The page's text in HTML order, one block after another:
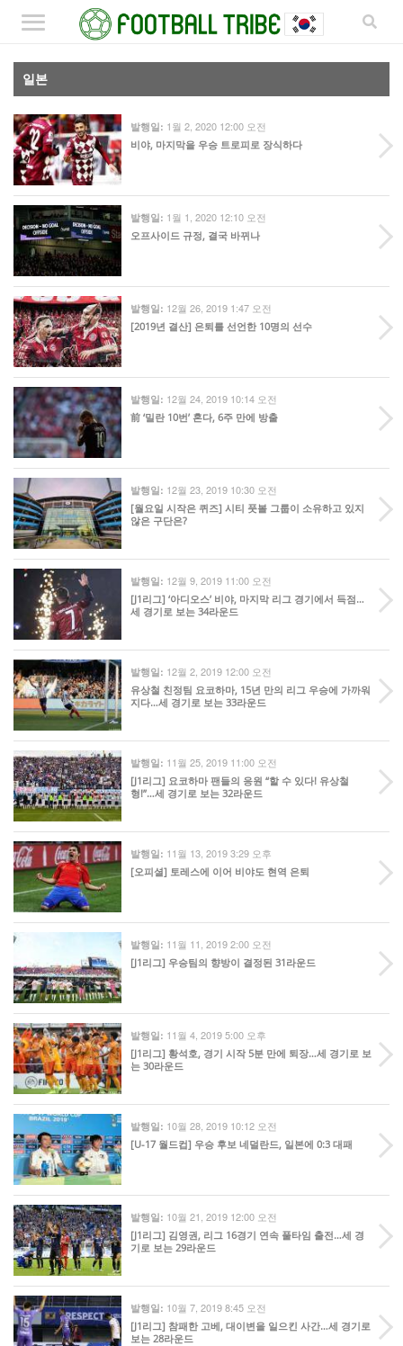
일본
발행일: 1월 2, 2020 12:00 오전
비야, 마지막을 우승 트로피로 장식하다
발행일: 1월 1, 2020 12:10 오전
오프사이드 규정, 결국 바뀌나
발행일: 12월 26, 2019 1:47 오전
[2019년 결산] 은퇴를 선언한 10명의 선수
발행일: 12월 24, 2019 10:14 오전
前 ‘밀란 10번’ 혼다, 6주 만에 방출
발행일: 12월 23, 2019 10:30 오전
[월요일 시작은 퀴즈] 시티 풋볼 그룹이 소유하고 있지
않은 구단은?
발행일: 12월 9, 2019 11:00 오전
[J1리그] ‘아디오스’ 비야, 마지막 리그 경기에서 득점…
세 경기로 보는 34라운드
발행일: 12월 2, 2019 12:00 오전
유상철 친정팀 요코하마, 15년 만의 리그 우승에 가까워
지다…세 경기로 보는 33라운드
발행일: 11월 25, 2019 11:00 오전
[J1리그] 요코하마 팬들의 응원 “할 수 있다! 유상철
형!”…세 경기로 보는 32라운드
발행일: 11월 13, 2019 3:29 오후
[오피셜] 토레스에 이어 비야도 현역 은퇴
발행일: 11월 11, 2019 2:00 오전
[J1리그] 우승팀의 향방이 결정된 31라운드
발행일: 11월 4, 2019 5:00 오후
[J1리그] 황석호, 경기 시작 5분 만에 퇴장…세 경기로 보
는 30라운드
발행일: 10월 28, 2019 10:12 오전
[U-17 월드컵] 우승 후보 네덜란드, 일본에 0:3 대패
발행일: 10월 21, 2019 12:00 오전
[J1리그] 김영권, 리그 16경기 연속 풀타임 출전…세 경
기로 보는 29라운드
발행일: 10월 7, 2019 8:45 오전
[J1리그] 참패한 고베, 대이변을 일으킨 사간…세 경기로
보는 28라운드